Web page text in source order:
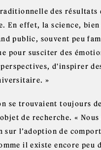
des résultats
effet, la science, bien
public, souvent peu
pour susciter des
d'inspirer
»
se trouvaient toujours
de recherche. «
l’adoption de
il existe encore peu